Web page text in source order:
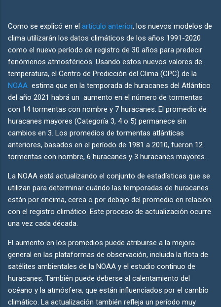
Como se explicó en el artículo anterior, los nuevos modelos de
clima utilizarán los datos climáticos de los años 1991-2020
como el nuevo período de registro de 30 años para predecir
fenómenos atmosféricos. Usando estos nuevos valores de
temperatura, el Centro de Predicción del Clima (CPC) de la
NOAA estima que en la temporada de huracanes del Atlántico
del año 2021 habrá un aumento en el número de tormentas
con 14 tormentas con nombre y 7 huracanes. El promedio de
huracanes mayores (Categoría 3, 4 o 5) permanece sin
cambios en 3. Los promedios de tormentas atlánticas
anteriores, basados ​​en el período de 1981 a 2010, fueron 12
tormentas con nombre, 6 huracanes y 3 huracanes mayores.
La NOAA está actualizando el conjunto de estadísticas que se
utilizan para determinar cuándo las temporadas de huracanes
están por encima, cerca o por debajo del promedio en relación
con el registro climático. Este proceso de actualización ocurre
una vez cada década.
El aumento en los promedios puede atribuirse a la mejora
general en las plataformas de observación, incluida la flota de
satélites ambientales de la NOAA y el estudio continuo de
huracanes. También puede deberse al calentamiento del
océano y la atmósfera, que están influenciados por el cambio
climático. La actualización también refleja un período muy